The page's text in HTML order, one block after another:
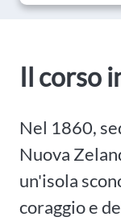
Il corso
Nel 1860,
Nuova
un'isola
coraggio e